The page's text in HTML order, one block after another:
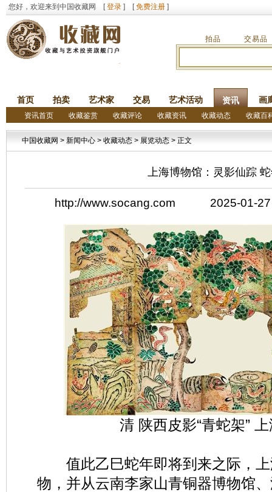
您好，欢迎来到中国收藏网 [登录 ] [免费注册 ]
拍品 交易品
首页 拍卖 艺术家 交易 艺术活动 资讯 画
资讯首页 收藏鉴赏 收藏评论 收藏资讯 收藏动态 收藏百
中国收藏网 > 新闻中心 > 收藏动态 > 展览动态 > 正文
上海博物馆：灵影仙踪
http://www.socang.com 2025-01-
清 陕西皮影“青蛇架”
值此乙巳蛇年即将到来之际，上
物，并从云南李家山青铜器博物馆